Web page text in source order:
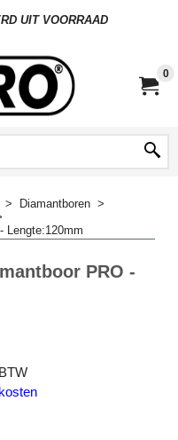
UIT VOORRAAD
0
> Diamantboren >
Lengte:120mm
PRO -